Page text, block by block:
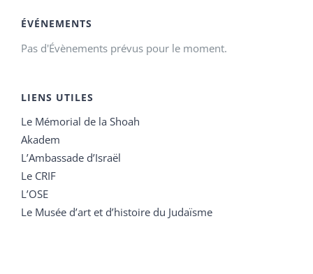
ÉVÉNEMENTS
Pas d'Évènements prévus pour le moment.
LIENS UTILES
Le Mémorial de la Shoah
Akadem
L’Ambassade d’Israël
Le CRIF
L’OSE
Le Musée d’art et d’histoire du Judaïsme